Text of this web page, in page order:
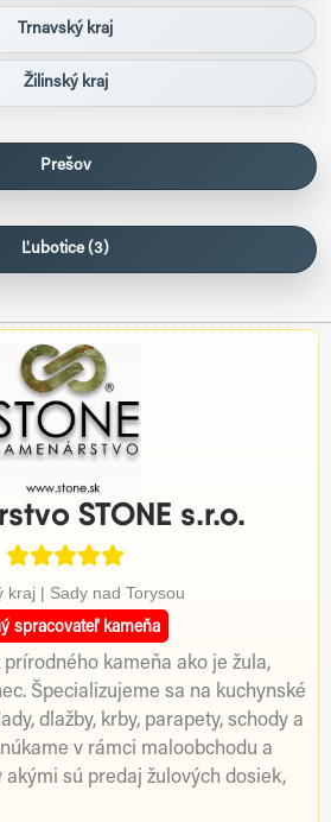
Trnavský kraj
Žilinský kraj
Prešov
Ľubotice (3)
STONE s.r.o.
kraj | Sady nad Torysou
spracovateľ kameňa
kameňa ako je žula,
Špecializujeme sa na kuchynské
dlažby, krby, parapety, schody a
v rámci maloobchodu a
sú predaj žulových dosiek,